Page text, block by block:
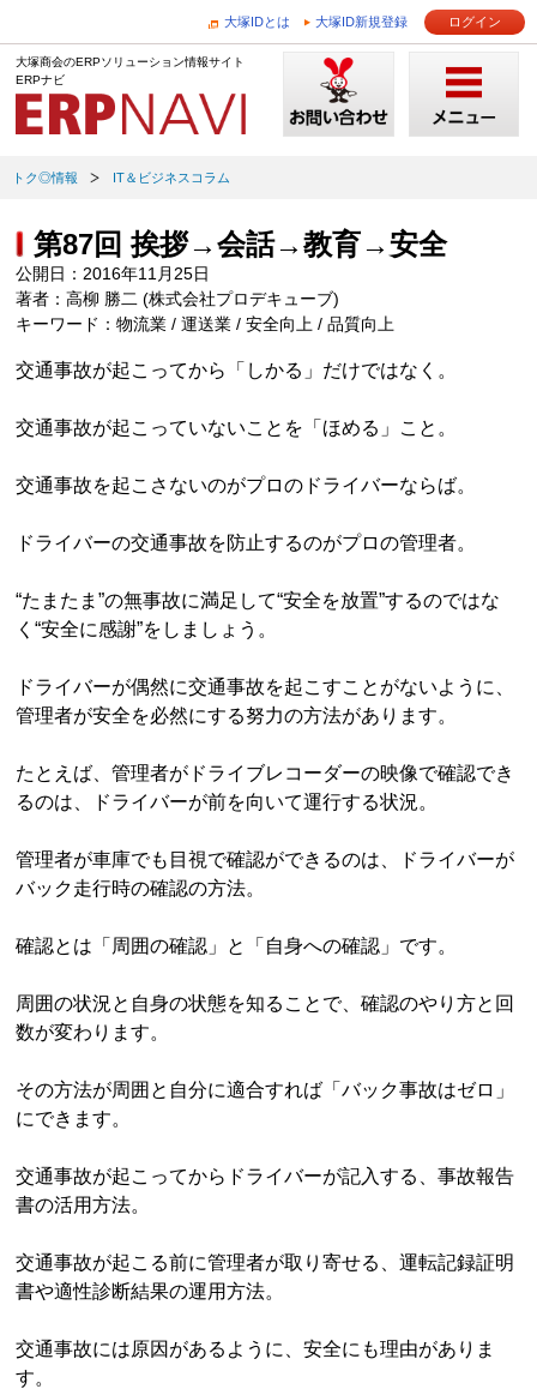
大塚IDとは 大塚ID新規登録 ログイン
大塚商会のERPソリューション情報サイト
ERPナビ
トク◎情報 IT＆ビジネスコラム
第87回 挨拶→会話→教育→安全
公開日：2016年11月25日
著者：高柳 勝二 (株式会社プロデキューブ)
キーワード：物流業 / 運送業 / 安全向上 / 品質向上
交通事故が起こってから「しかる」だけではなく。
交通事故が起こっていないことを「ほめる」こと。
交通事故を起こさないのがプロのドライバーならば。
ドライバーの交通事故を防止するのがプロの管理者。
“たまたま”の無事故に満足して“安全を放置”するのではな
く“安全に感謝”をしましょう。
ドライバーが偶然に交通事故を起こすことがないように、
管理者が安全を必然にする努力の方法があります。
たとえば、管理者がドライブレコーダーの映像で確認でき
るのは、ドライバーが前を向いて運行する状況。
管理者が車庫でも目視で確認ができるのは、ドライバーが
バック走行時の確認の方法。
確認とは「周囲の確認」と「自身への確認」です。
周囲の状況と自身の状態を知ることで、確認のやり方と回
数が変わります。
その方法が周囲と自分に適合すれば「バック事故はゼロ」
にできます。
交通事故が起こってからドライバーが記入する、事故報告
書の活用方法。
交通事故が起こる前に管理者が取り寄せる、運転記録証明
書や適性診断結果の運用方法。
交通事故には原因があるように、安全にも理由がありま
す。